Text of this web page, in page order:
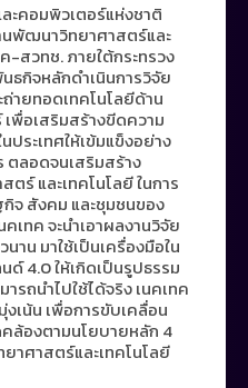
ะคอมพิวเตอร์แห่งชาติ
พัฒนาวิทยาศาสตร์และ
-สวทช. ภายใต้กระทรวง
ธกิจหลักดำเนินการวิจัย
ายทอดเทคโนโลยีด้าน
พื่อเสริมสร้างขีดความ
ระเทศให้เข้มแข็งอย่าง
ลอดจนเสริมสร้าง
ร์ และเทคโนโลยี ในการ
จ สังคม และชุมชนของ
เทค จะนำเอาผลงานวิจัย
าน มาใช้เป็นเครื่องมือใน
ด์ 4.0 ให้เกิดเป็นรูปธรรม
ถนำไปใช้ได้จริง เนคเทค
เน้น เพื่อการขับเคลื่อน
ล้องตามนโยบายหลัก 4
าศาสตร์และเทคโนโลยี